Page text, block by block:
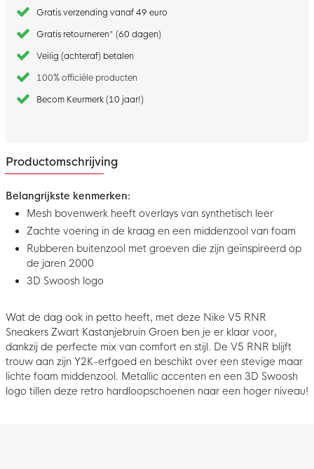
Gratis verzending vanaf 49 euro
Gratis retourneren* (60 dagen)
Veilig (achteraf) betalen
100% officiële producten
Becom Keurmerk (10 jaar!)
Productomschrijving
Belangrijkste kenmerken:
Mesh bovenwerk heeft overlays van synthetisch leer
Zachte voering in de kraag en een middenzool van foam
Rubberen buitenzool met groeven die zijn geïnspireerd op
de jaren 2000
3D Swoosh logo
Wat de dag ook in petto heeft, met deze Nike V5 RNR
Sneakers Zwart Kastanjebruin Groen ben je er klaar voor,
dankzij de perfecte mix van comfort en stijl. De V5 RNR blijft
trouw aan zijn Y2K-erfgoed en beschikt over een stevige maar
lichte foam middenzool. Metallic accenten en een 3D Swoosh
logo tillen deze retro hardloopschoenen naar een hoger niveau!